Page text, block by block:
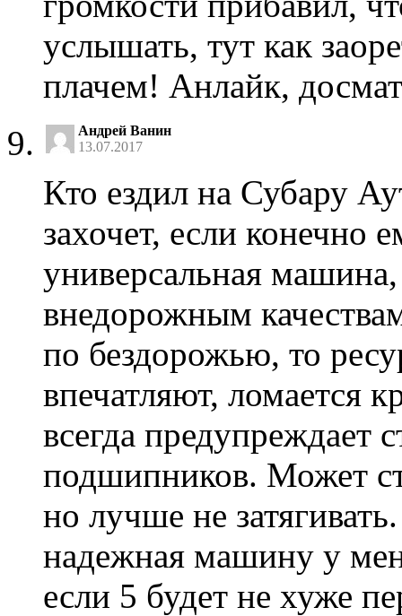
услышать, тут как
плачем! Анлайк,
Андрей Ванин
13.07.2017
Кто ездил на Субару
захочет, если конечно
универсальная
внедорожным
по бездорожью, то
впечатляют, ломается
всегда предупреждает
подшипников. Может
но лучше не
надежная машину у
если 5 будет не хуже